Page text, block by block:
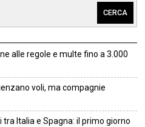
CERCA
alle regole e multe fino a 3.000
voli, ma compagnie
Italia e Spagna: il primo giorno